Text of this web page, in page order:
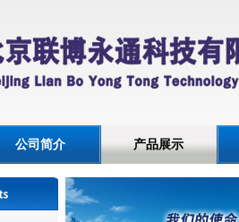
公司简介 产品展示